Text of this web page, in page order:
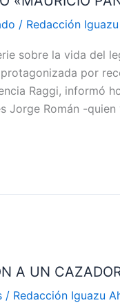
/ Redacción
sobre la vida del
por
Raggi, informó
Jorge Román -quien
A UN
/ Redacción Iguazu